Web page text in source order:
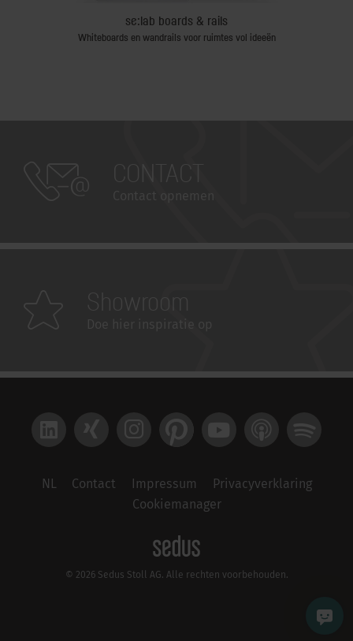
se:lab boards & rails
Whiteboards en wandrails voor ruimtes vol ideeën
© 2026 Sedus Stoll AG. Alle rechten voorbehouden.
NL Contact Impressum
Privacyverklaring
Cookiemanager
Pinterest